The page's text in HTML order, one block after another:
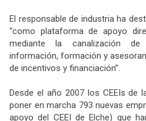
El responsable de industria ha
“como plataforma de apoyo
mediante la canalización
información, formación y
de incentivos y financiación”.
Desde el año 2007 los CEEIs de
poner en marcha 793 nuevas
apoyo del CEEI de Elche) que